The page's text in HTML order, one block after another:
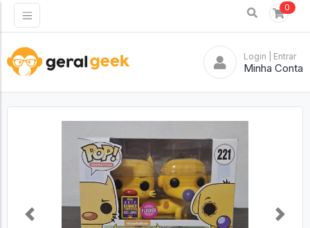
0
Login | Entrar
Minha Conta
Previous Next